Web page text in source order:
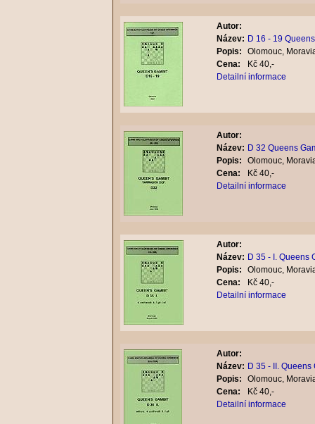
Autor:
Název: D 16 - 19
Popis:
Olomouc,
Cena:
Kč 40,-
Detailní informace
Autor:
Název: D 32 Queens
Popis:
Olomouc,
Cena:
Kč 40,-
Detailní informace
Autor:
Název: D 35 - I. Queens
Popis:
Olomouc,
Cena:
Kč 40,-
Detailní informace
Autor:
Název: D 35 - II. Queens
Popis:
Olomouc,
Cena:
Kč 40,-
Detailní informace